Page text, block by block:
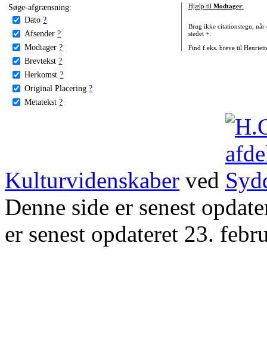
Søge-afgrænsning:
Dato ?
Afsender ?
Modtager ?
Brevtekst ?
Herkomst ?
Original Placering ?
Metatekst ?
Hjælp til Modtager:
Brug ikke citationstegn, når
stedet +:
Find f.eks. breve til
Kulturvidenskaber ved
Denne side er senest
er senest opdateret 23.